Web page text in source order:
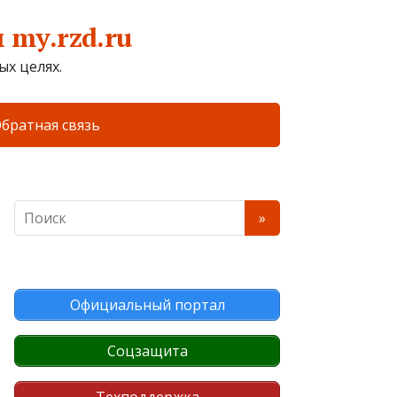
целях.
связь
Официальный портал
Соцзащита